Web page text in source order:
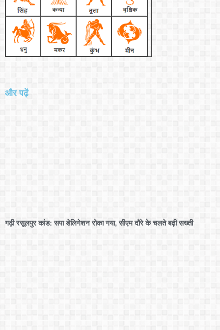
और पढ़ें
गढ़ी रसूलपुर कांड: सपा डेलिगेशन रोका गया, सीएम दौरे के चलते बढ़ी सख्ती